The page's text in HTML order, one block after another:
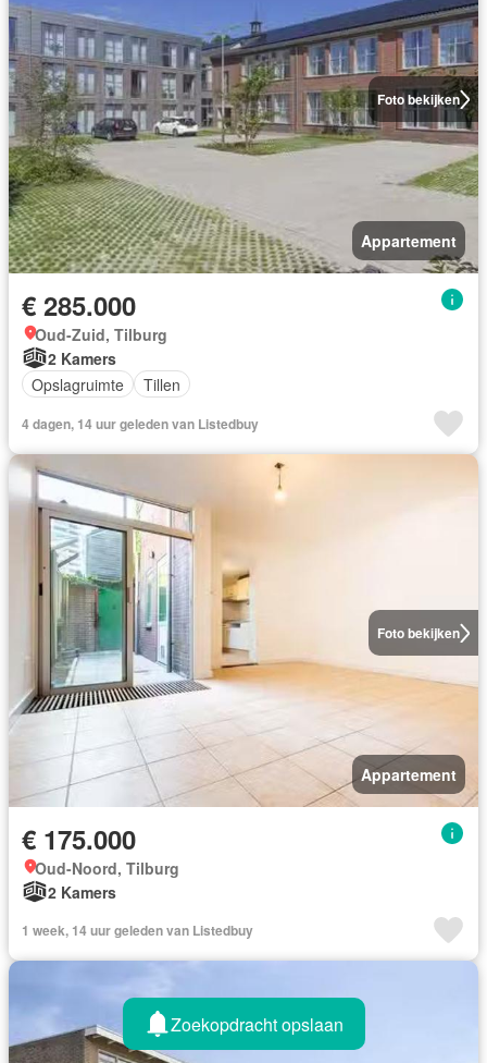
Foto bekijken
Appartement
€ 285.000
Oud-Zuid, Tilburg
2 Kamers
Opslagruimte
Tillen
4 dagen, 14 uur geleden van Listedbuy
Foto bekijken
Appartement
€ 175.000
Oud-Noord, Tilburg
2 Kamers
1 week, 14 uur geleden van Listedbuy
Zoekopdracht opslaan